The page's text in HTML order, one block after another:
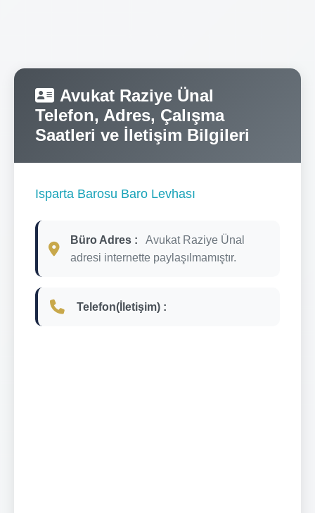
Avukat Raziye Ünal
Telefon, Adres, Çalışma
Saatleri ve İletişim Bilgileri
Isparta Barosu Baro Levhası
Büro Adres :
Avukat Raziye Ünal
adresi internette paylaşılmamıştır.
Telefon(İletişim) :